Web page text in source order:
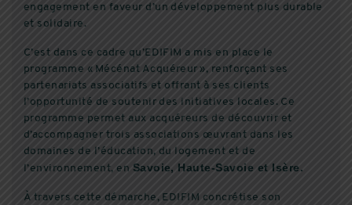
engagement en faveur d’un développement plus durable
et solidaire.
C’est dans ce cadre qu’EDIFIM a mis en place le
programme « Mécénat Acquéreur », renforçant ses
partenariats associatifs et offrant à ses clients
l’opportunité de soutenir des initiatives locales. Ce
programme permet aux acquéreurs de découvrir et
d’accompagner trois associations œuvrant dans les
domaines de l’éducation, du logement et de
l’environnement, en Savoie, Haute-Savoie et Isère.
À travers cette démarche, EDIFIM concrétise son